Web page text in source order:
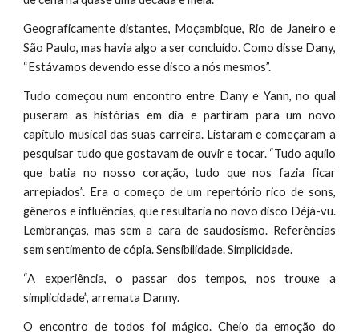
Geograficamente distantes, Moçambique, Rio de Janeiro e
São Paulo, mas havia algo a ser concluído. Como disse Dany,
“Estávamos devendo esse disco a nós mesmos”.
Tudo começou num encontro entre Dany e Yann, no qual
puseram as histórias em dia e partiram para um novo
capítulo musical das suas carreira. Listaram e começaram a
pesquisar tudo que gostavam de ouvir e tocar. “Tudo aquilo
que batia no nosso coração, tudo que nos fazia ficar
arrepiados”. Era o começo de um repertório rico de sons,
gêneros e influências, que resultaria no novo disco Déjà-vu.
Lembranças, mas sem a cara de saudosismo. Referências
sem sentimento de cópia. Sensibilidade. Simplicidade.
“A experiência, o passar dos tempos, nos trouxe a
simplicidade”, arremata Danny.
O encontro de todos foi mágico. Cheio da emoção do